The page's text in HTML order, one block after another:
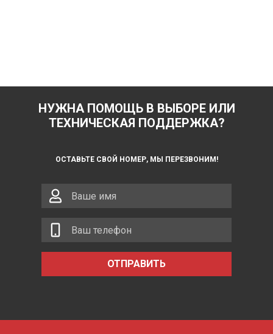
НУЖНА ПОМОЩЬ В ВЫБОРЕ ИЛИ
ТЕХНИЧЕСКАЯ ПОДДЕРЖКА?
ОСТАВЬТЕ СВОЙ НОМЕР, МЫ ПЕРЕЗВОНИМ!
ОТПРАВИТЬ